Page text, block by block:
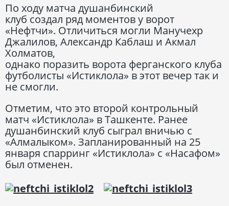
По ходу матча душанбинский
клуб создал ряд моментов у ворот
«Нефтчи». Отличиться могли Манучехр
Джалилов, Александр Каблаш и Акмал
Холматов,
однако поразить ворота ферганского клуба
футболисты «Истиклола» в этот вечер так и
не смогли.
Отметим, что это второй контрольный
матч «Истиклола» в Ташкенте. Ранее
душанбинский клуб сыграл вничью с
«Алмалыком». Запланированный на 25
января спарринг «Истиклола» с «Насафом»
был отменен.